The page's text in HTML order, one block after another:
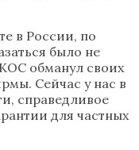
в России, по
было не
обманул своих
Сейчас у нас в
справедливое
для частных